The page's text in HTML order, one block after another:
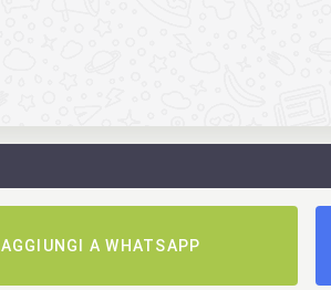
AGGIUNGI A WHATSAPP